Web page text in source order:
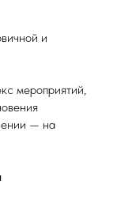
и
мероприятий,
— на